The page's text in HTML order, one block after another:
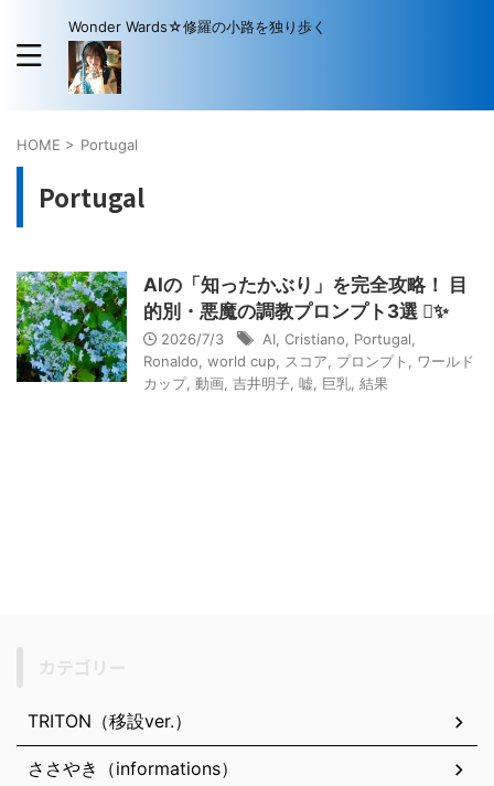
Wonder Wards☆修羅の小路を独り歩く
HOME > Portugal
Portugal
AIの「知ったかぶり」を完全攻略！ 目
的別・悪魔の調教プロンプト3選 ✨
2026/7/3 AI Cristiano Portugal
Ronaldo world cup スコア プロンプト
ワールド
カップ, 動画 吉井明子 嘘 巨乳 結果
TRITON（移設ver.）
ささやき（informations）